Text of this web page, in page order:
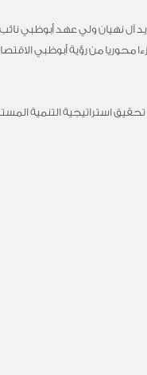
نهيان ولي عهد أبوظبي نائب
محوريا من رؤية أبوظبي
استراتيجية التنمية